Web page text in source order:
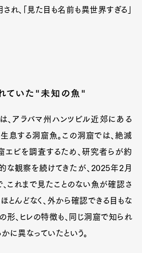
され、「見た目も名前も異世界すぎる」
ていた"未知の魚"
、アラバマ州ハンツビル近郊にある
生息する洞窟魚。この洞窟では、絶滅
エビを調査するため、研究者らが約
な観察を続けてきたが、2025年2月
これまで見たことのない魚が確認さ
とんどなく、外から確認できる目もな
形、ヒレの特徴も、同じ洞窟で知られ
に異なっていたという。